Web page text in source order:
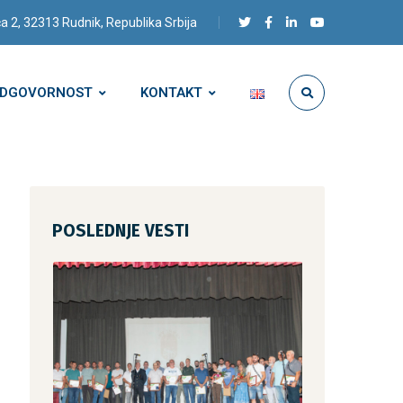
2, 32313 Rudnik, Republika Srbija
KONTAKT
POSLEDNJE VESTI